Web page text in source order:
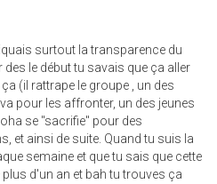
surtout la transparence du
le début tu savais que ça aller
(il rattrape le groupe , un des
pour les affronter, un des jeunes
se "sacrifie" pour des
et ainsi de suite. Quand tu suis la
semaine et que tu sais que cette
plus d'un an et bah tu trouves ça